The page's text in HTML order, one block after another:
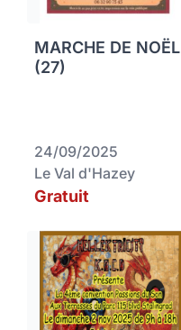
MARCHE DE NOËL
(27)
24/09/2025
Le Val d'Hazey
Gratuit